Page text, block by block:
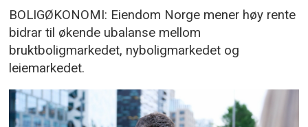
BOLIGØKONOMI: Eiendom Norge mener høy rente
bidrar til økende ubalanse mellom
bruktboligmarkedet, nyboligmarkedet og
leiemarkedet.